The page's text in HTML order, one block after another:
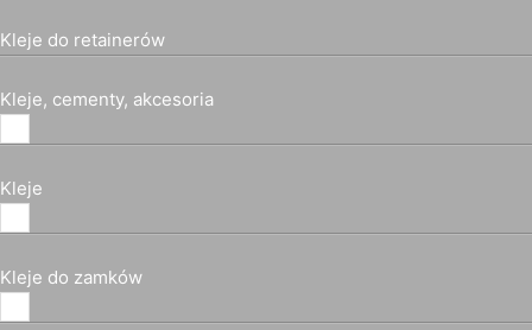
Kleje do retainerów
Kleje, cementy, akcesoria
Kleje
Kleje do zamków